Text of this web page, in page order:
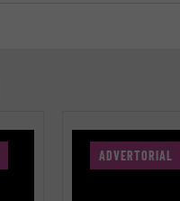
ADVERTORIAL